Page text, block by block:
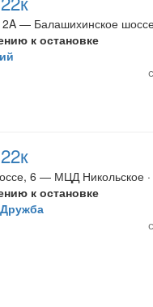
2A — Балашихинское
к остановке
с
6 — МЦД Никольское ·
к остановке
с